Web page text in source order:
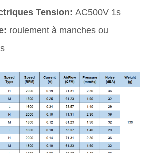
Tension: AC500V 1s
roulement à manches ou